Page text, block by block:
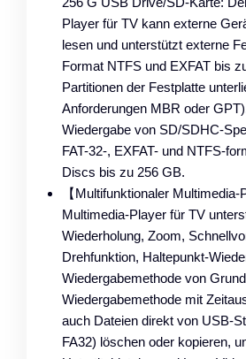
Player für TV kann externe
lesen und unterstützt externe
Format NTFS und EXFAT bis
Partitionen der Festplatte
Anforderungen MBR oder
Wiedergabe von SD/SDHC-
FAT-32-, EXFAT- und NTFS-
Discs bis zu 256 GB.
【Multifunktionaler Multimedia-
Multimedia-Player für TV
Wiederholung, Zoom,
Drehfunktion, Haltepunkt-
Wiedergabemethode von
Wiedergabemethode mit
auch Dateien direkt von USB-
FA32) löschen oder kopieren,